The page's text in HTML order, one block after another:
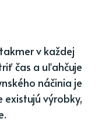
v každej
čas a uľahčuje
náčinia je
existujú výrobky,